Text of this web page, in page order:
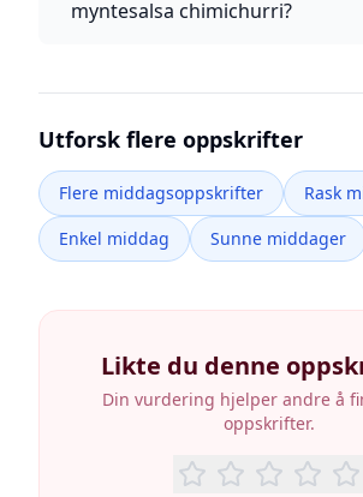
myntesalsa chimichurri?
Utforsk flere oppskrifter
Flere middagsoppskrifter
Rask
Enkel middag
Sunne middager
Likte du denne
Din vurdering hjelper andre å
oppskrifter.